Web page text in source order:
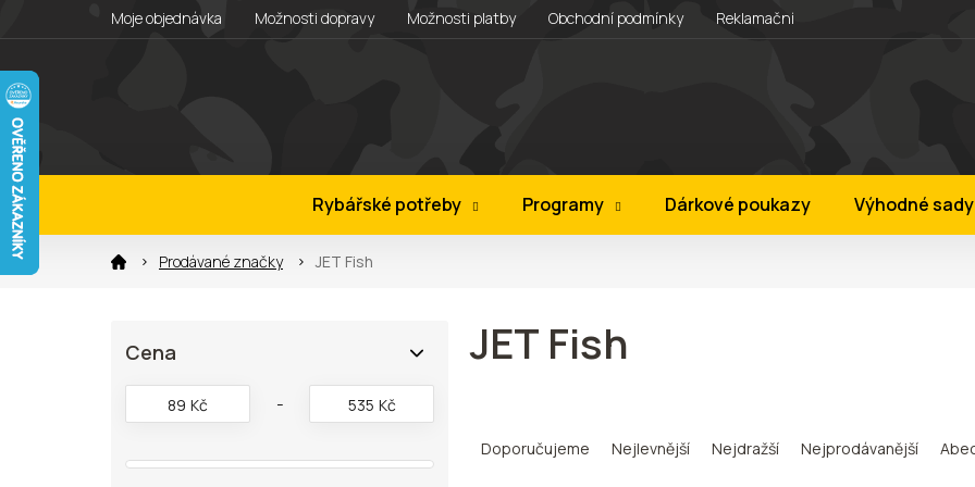
na
Moje objednávka Možnosti dopravy Možnosti platby Obchodní podmínky Reklamační řád
Rybářské potřeby Programy Dárkové poukazy Výhodné sady
Prodávané značky JET Fish
Cena
89 Kč 535 Kč
JET Fish
Doporučujeme Nejlevnější Nejdražší Nejprodávanější